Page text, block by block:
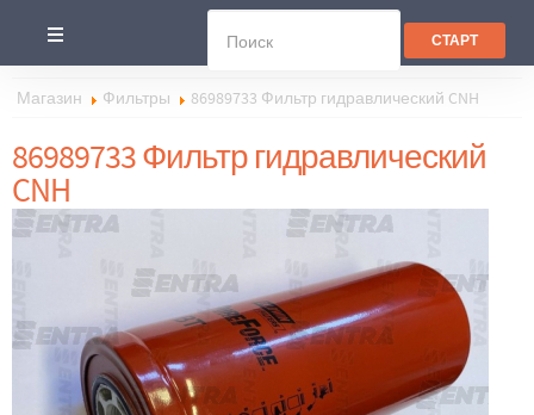
Магазин Фильтры 86989733 Фильтр гидравлический CNH
86989733 Фильтр гидравлический
CNH